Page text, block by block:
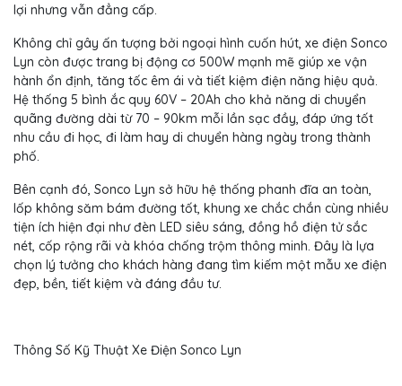
lợi nhưng vẫn đẳng cấp.
Không chỉ gây ấn tượng bởi ngoại hình cuốn hút, xe điện Sonco
Lyn còn được trang bị động cơ 500W mạnh mẽ giúp xe vận
hành ổn định, tăng tốc êm ái và tiết kiệm điện năng hiệu quả.
Hệ thống 5 bình ắc quy 60V – 20Ah cho khả năng di chuyển
quãng đường dài từ 70 – 90km mỗi lần sạc đầy, đáp ứng tốt
nhu cầu đi học, đi làm hay di chuyển hàng ngày trong thành
phố.
Bên cạnh đó, Sonco Lyn sở hữu hệ thống phanh đĩa an toàn,
lốp không săm bám đường tốt, khung xe chắc chắn cùng nhiều
tiện ích hiện đại như đèn LED siêu sáng, đồng hồ điện tử sắc
nét, cốp rộng rãi và khóa chống trộm thông minh. Đây là lựa
chọn lý tưởng cho khách hàng đang tìm kiếm một mẫu xe điện
đẹp, bền, tiết kiệm và đáng đầu tư.
Thông Số Kỹ Thuật Xe Điện Sonco Lyn